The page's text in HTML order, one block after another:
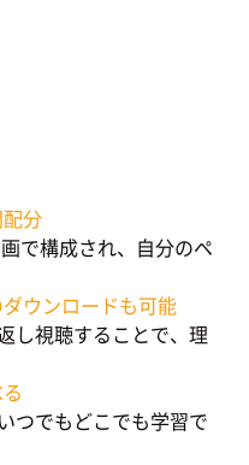
分
構成され、自分のペ
ウンロードも可能
視聴することで、理
でもどこでも学習で